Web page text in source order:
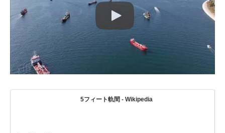
5フィート軌間 - Wikipedia